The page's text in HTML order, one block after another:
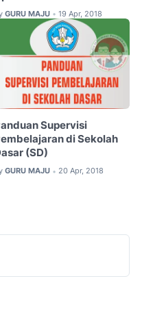
GURU MAJU • 19 Apr, 2018
Supervisi
di Sekolah
(SD)
GURU MAJU • 20 Apr, 2018